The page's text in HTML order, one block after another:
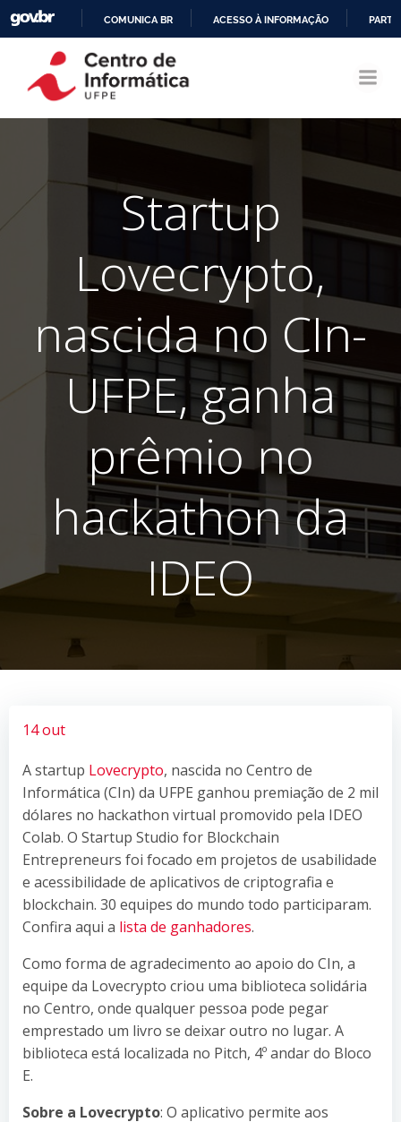
CONTEÚDO
COMUNICA BR ACESSO À INFORMAÇÃO
Startup
Lovecrypto,
nascida no CIn-
UFPE, ganha
prêmio no
hackathon da
IDEO
14 out
A startup Lovecrypto, nascida no Centro de
Informática (CIn) da UFPE ganhou premiação de 2 mil
dólares no hackathon virtual promovido pela IDEO
Colab. O Startup Studio for Blockchain
Entrepreneurs foi focado em projetos de usabilidade
e acessibilidade de aplicativos de criptografia e
blockchain. 30 equipes do mundo todo participaram.
Confira aqui a lista de ganhadores.
Como forma de agradecimento ao apoio do CIn, a
equipe da Lovecrypto criou uma biblioteca solidária
no Centro, onde qualquer pessoa pode pegar
emprestado um livro se deixar outro no lugar. A
biblioteca está localizada no Pitch, 4º andar do Bloco
E.
Sobre a Lovecrypto: O aplicativo permite aos